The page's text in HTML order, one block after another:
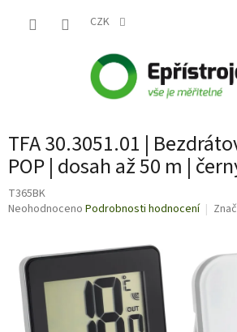
CZK
TFA 30.3051.01 |
POP | dosah až 50 m |
T365BK
Průměrné
0,0
hvězdiček.
Neohodnoceno Podrobnosti hodnocení